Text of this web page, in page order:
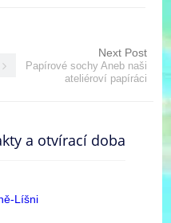
Next Post
Papírové sochy Aneb naši
ateliéroví papíráci
a otvírací doba
Líšni